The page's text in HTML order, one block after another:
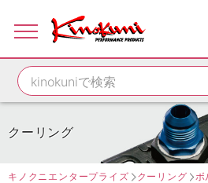
クーリング
キノクニエンタープライズ クーリング
ボ